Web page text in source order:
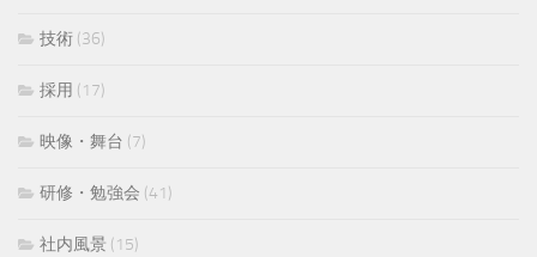
技術 (36)
採用 (17)
映像・舞台 (7)
研修・勉強会 (41)
社内風景 (15)